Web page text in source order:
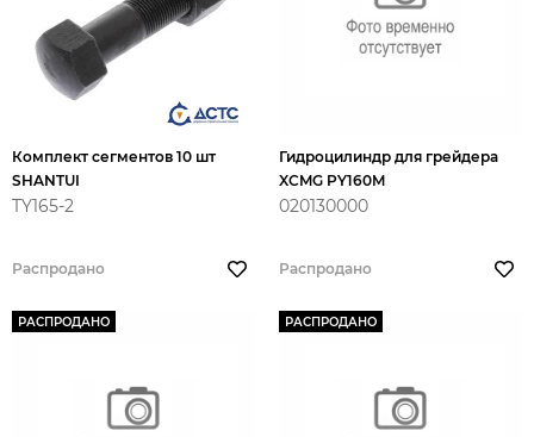
Комплект сегментов 10 шт
SHANTUI
TY165-2
Распродано
Гидроцилиндр для грейдера
XCMG PY160M
020130000
Распродано
РАСПРОДАНО РАСПРОДАНО